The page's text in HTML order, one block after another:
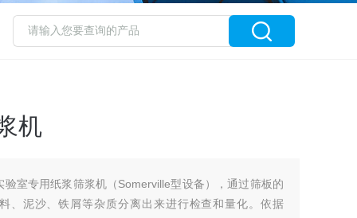
机
验室专用纸浆筛浆机（Somerville型设备），通过筛板的
、泥沙、铁屑等杂质分离出来进行检查和量化。依据